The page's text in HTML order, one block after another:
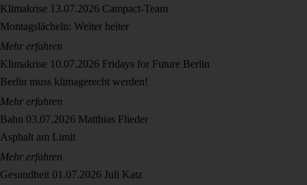
Klimakrise 13.07.2026 Campact-Team
Montagslächeln: Weiter heiter
Mehr erfahren
Klimakrise 10.07.2026 Fridays for Future Berlin
Berlin muss klimagerecht werden!
Mehr erfahren
Bahn 03.07.2026 Matthias Flieder
Asphalt am Limit
Mehr erfahren
Gesundheit 01.07.2026 Juli Katz